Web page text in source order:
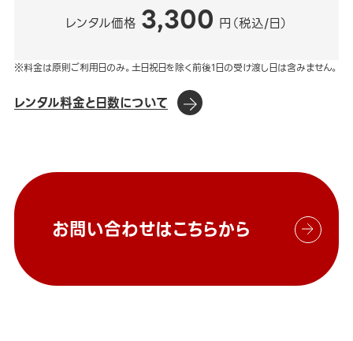
レンタル価格 3,300 円（税込/日）
※料金は原則ご利用日のみ。土日祝日を除く前後1日の受け渡し日は含みません。
レンタル料金と日数について
お問い合わせはこちらから